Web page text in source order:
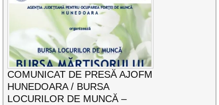
COMUNICAT DE PRESĂ AJOFM
HUNEDOARA / BURSA
LOCURILOR DE MUNCĂ –